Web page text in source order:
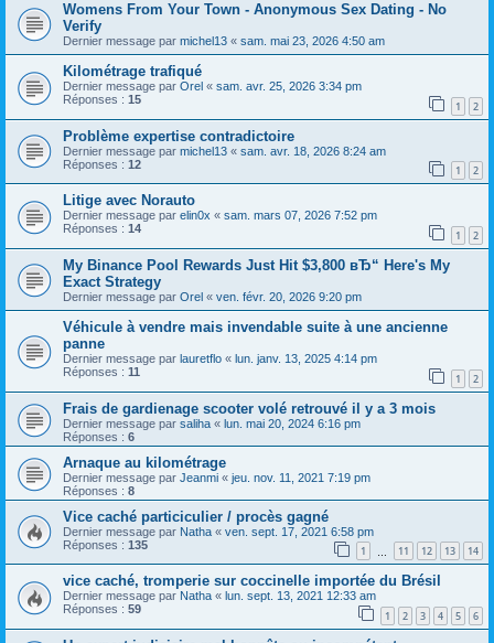
Womens From Your Town - Anonymous Sex Dating - No
Verify
Dernier message par michel13 « sam. mai 23, 2026 4:50 am
Kilométrage trafiqué
Dernier message par Orel « sam. avr. 25, 2026 3:34 pm
Réponses : 15 1 2
Problème expertise contradictoire
Dernier message par michel13 « sam. avr. 18, 2026 8:24 am
Réponses : 12 1 2
Litige avec Norauto
Dernier message par elin0x « sam. mars 07, 2026 7:52 pm
Réponses : 14 1 2
My Binance Pool Rewards Just Hit $3,800 вЂ“ Here's My
Exact Strategy
Dernier message par Orel « ven. févr. 20, 2026 9:20 pm
Véhicule à vendre mais invendable suite à une ancienne
panne
Dernier message par lauretflo « lun. janv. 13, 2025 4:14 pm
Réponses : 11 1 2
Frais de gardienage scooter volé retrouvé il y a 3 mois
Dernier message par saliha « lun. mai 20, 2024 6:16 pm
Réponses : 6
Arnaque au kilométrage
Dernier message par Jeanmi « jeu. nov. 11, 2021 7:19 pm
Réponses : 8
Vice caché particiculier / procès gagné
Dernier message par Natha « ven. sept. 17, 2021 6:58 pm
Réponses : 135 1 11 12 13 14
vice caché, tromperie sur coccinelle importée du Brésil
Dernier message par Natha « lun. sept. 13, 2021 12:33 am
Réponses : 59 1 2 3 4 5 6